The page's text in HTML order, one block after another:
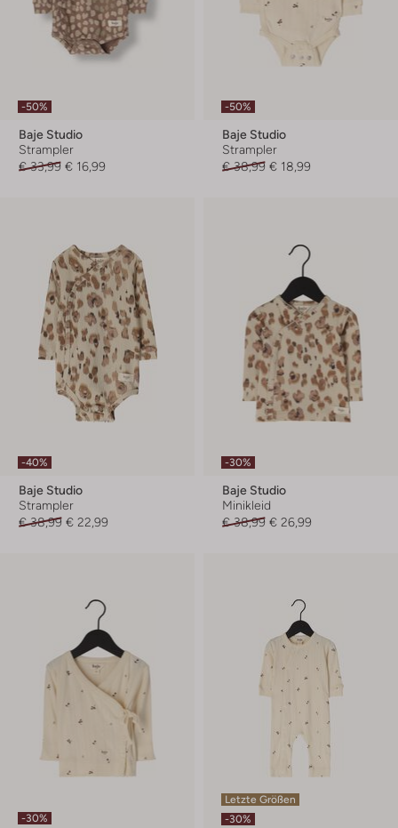
-50%
Baje Studio
Strampler
€ 33,99 € 16,99
-50%
Baje Studio
Strampler
€ 38,99 € 18,99
-40%
Baje Studio
Strampler
€ 38,99 € 22,99
-30%
Baje Studio
Minikleid
€ 38,99 € 26,99
-30%
Letzte Größen
-30%